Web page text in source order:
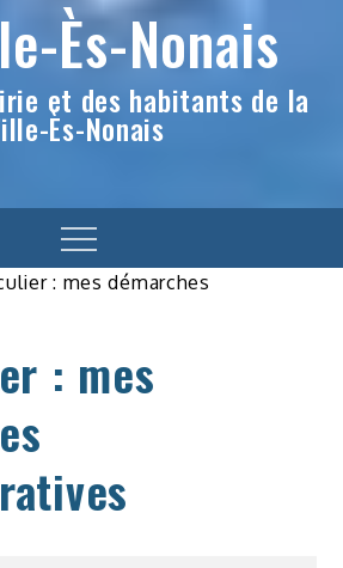
Ès-Nonais
et des habitants de la
Ès-Nonais
Menu
: mes démarches
: mes